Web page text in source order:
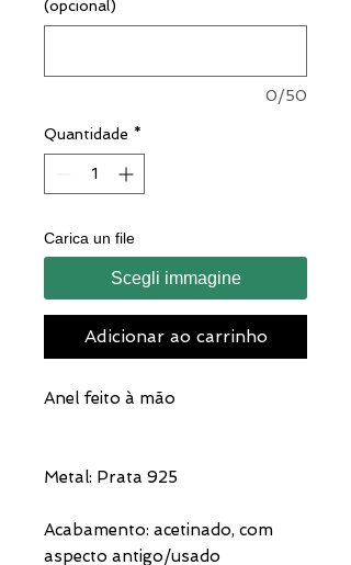
(opcional)
0/50
Quantidade *
Carica un file
Scegli immagine
Adicionar ao carrinho
Anel feito à mão
Metal: Prata 925
Acabamento: acetinado, com
aspecto antigo/usado